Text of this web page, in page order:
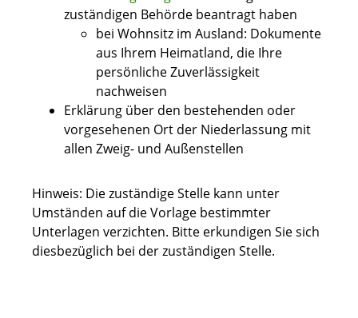
zuständigen Behörde beantragt haben
bei Wohnsitz im Ausland: Dokumente
aus Ihrem Heimatland, die Ihre
persönliche Zuverlässigkeit
nachweisen
Erklärung über den bestehenden oder
vorgesehenen Ort der Niederlassung mit
allen Zweig- und Außenstellen
Hinweis: Die zuständige Stelle kann unter
Umständen auf die Vorlage bestimmter
Unterlagen verzichten. Bitte erkundigen Sie sich
diesbezüglich bei der zuständigen Stelle.